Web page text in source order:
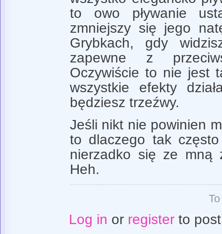
to owo pływanie
zmniejszy się jego
Grybkach, gdy
zapewne z
Oczywiście to nie jest
wszystkie efekty
będziesz trzeźwy.
Jeśli nikt nie powinien
to dlaczego tak
nierzadko się ze mną
Heh.
Log in or registerto post